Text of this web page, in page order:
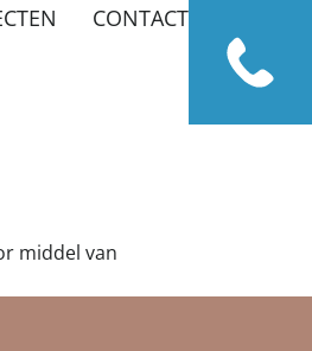
CONTACT
0485-
362277
middel van